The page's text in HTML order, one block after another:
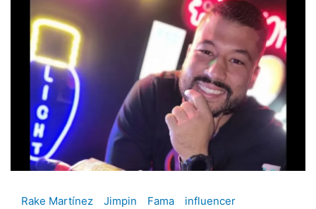
Rake Martínez Jimpin Fama
influencer